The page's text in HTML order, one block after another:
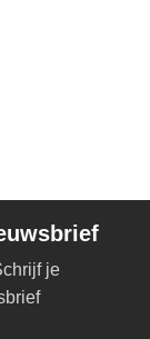
je